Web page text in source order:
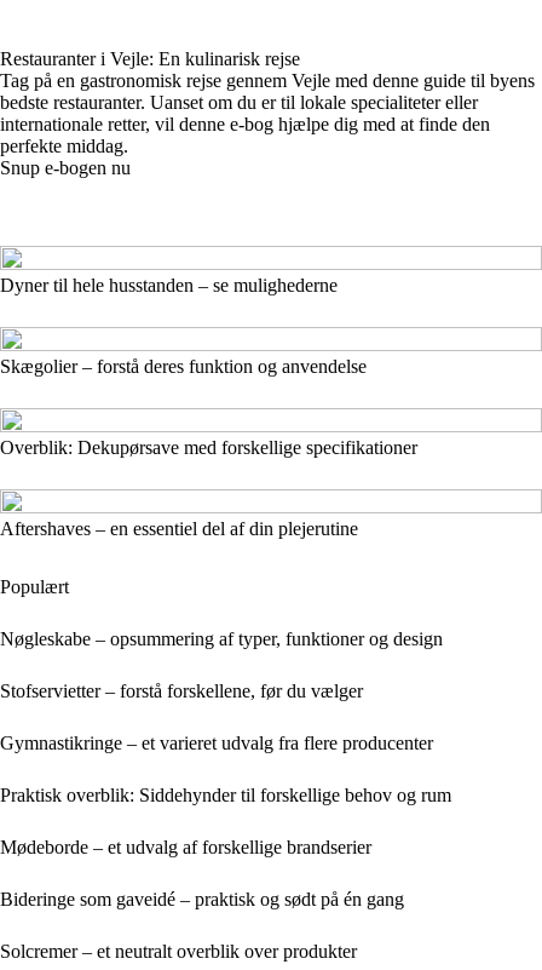
Restauranter i Vejle: En kulinarisk rejse
Tag på en gastronomisk rejse gennem Vejle med denne guide til byens
bedste restauranter. Uanset om du er til lokale specialiteter eller
internationale retter, vil denne e-bog hjælpe dig med at finde den
perfekte middag.
Snup e-bogen nu
Dyner til hele husstanden – se mulighederne
Skægolier – forstå deres funktion og anvendelse
Overblik: Dekupørsave med forskellige specifikationer
Aftershaves – en essentiel del af din plejerutine
Populært
Nøgleskabe – opsummering af typer, funktioner og design
Stofservietter – forstå forskellene, før du vælger
Gymnastikringe – et varieret udvalg fra flere producenter
Praktisk overblik: Siddehynder til forskellige behov og rum
Mødeborde – et udvalg af forskellige brandserier
Bideringe som gaveidé – praktisk og sødt på én gang
Solcremer – et neutralt overblik over produkter